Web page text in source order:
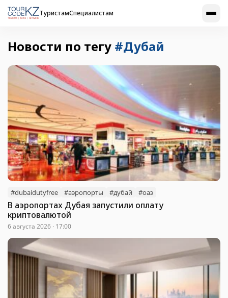
ТуристамСпециалистам
Новости по тегу #Дубай
#dubaidutyfree #аэропорты #дубай #оаэ
В аэропортах Дубая запустили оплату
криптовалютой
6 августа 2026 · 17:00